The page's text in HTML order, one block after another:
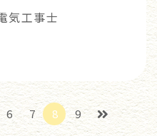
気工事士
6 7 8 9